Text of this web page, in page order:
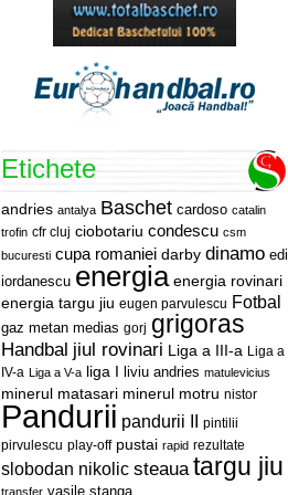
Etichete
andries antalya Baschet cardoso catalin
trofin cfr cluj ciobotariu condescu csm
bucuresti cupa romaniei darby dinamo edi
iordanescu energia energia rovinari
energia targu jiu eugen parvulescu Fotbal
gaz metan medias gorj grigoras
Handbal jiul rovinari Liga a III-a Liga a
IV-a Liga a V-a liga I liviu andries matulevicius
minerul matasari minerul motru nistor
Pandurii pandurii II pintilii
pirvulescu play-off pustai rapid rezultate
slobodan nikolic steaua targu jiu
transfer vasile stanga